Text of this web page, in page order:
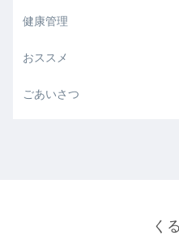
健康管理
おススメ
ごあいさつ
く